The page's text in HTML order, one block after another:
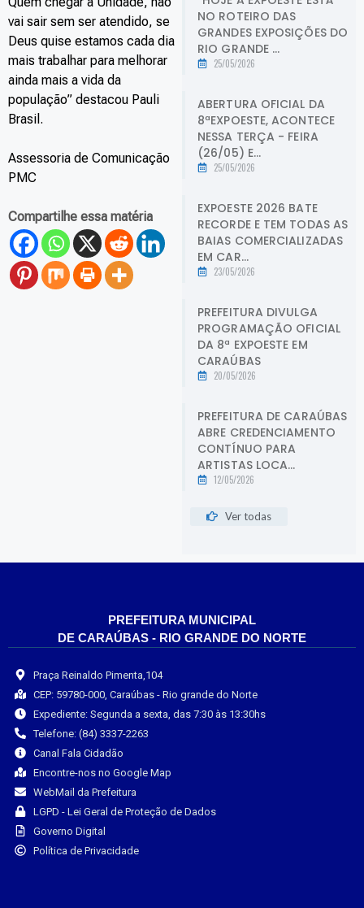
vai sair sem ser atendido, se
Deus quise estamos cada dia
mais trabalhar para melhorar
ainda mais a vida da
população” destacou Pauli
Brasil.
Assessoria de Comunicação
PMC
Compartilhe essa matéria
NO ROTEIRO DAS
GRANDES EXPOSIÇÕES DO
RIO GRANDE ...
25/05/2026
ABERTURA OFICIAL DA
8ªEXPOESTE, ACONTECE
NESSA TERÇA - FEIRA
(26/05) E...
25/05/2026
EXPOESTE 2026 BATE
RECORDE E TEM TODAS AS
BAIAS COMERCIALIZADAS
EM CAR...
23/05/2026
PREFEITURA DIVULGA
PROGRAMAÇÃO OFICIAL
DA 8ª EXPOESTE EM
CARAÚBAS
20/05/2026
PREFEITURA DE CARAÚBAS
ABRE CREDENCIAMENTO
CONTÍNUO PARA
ARTISTAS LOCA...
12/05/2026
Ver todas
PREFEITURA MUNICIPAL
DE CARAÚBAS - RIO GRANDE DO NORTE
Praça Reinaldo Pimenta,104
CEP: 59780-000, Caraúbas - Rio grande do Norte
Expediente: Segunda a sexta, das 7:30 às 13:30hs
Telefone: (84) 3337-2263
Canal Fala Cidadão
Encontre-nos no Google Map
WebMail da Prefeitura
LGPD - Lei Geral de Proteção de Dados
Governo Digital
Política de Privacidade